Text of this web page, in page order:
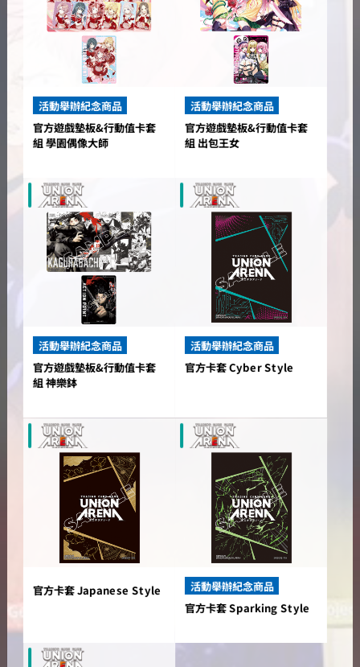
活動舉辦紀念商品
官方遊戲墊板&行動值卡套
組 學園偶像大師
活動舉辦紀念商品
官方遊戲墊板&行動值卡套
組 出包王女
活動舉辦紀念商品
官方遊戲墊板&行動值卡套
組 神樂鉢
活動舉辦紀念商品
官方卡套 Cyber Style
官方卡套 Japanese Style 活動舉辦紀念商品
官方卡套 Sparking Style